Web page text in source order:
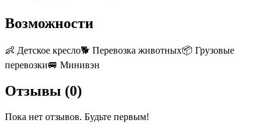
Возможности
👶 Детское кресло🐕 Перевозка животных📦 Грузовые
перевозки🚐 Минивэн
Отзывы (0)
Пока нет отзывов. Будьте первым!